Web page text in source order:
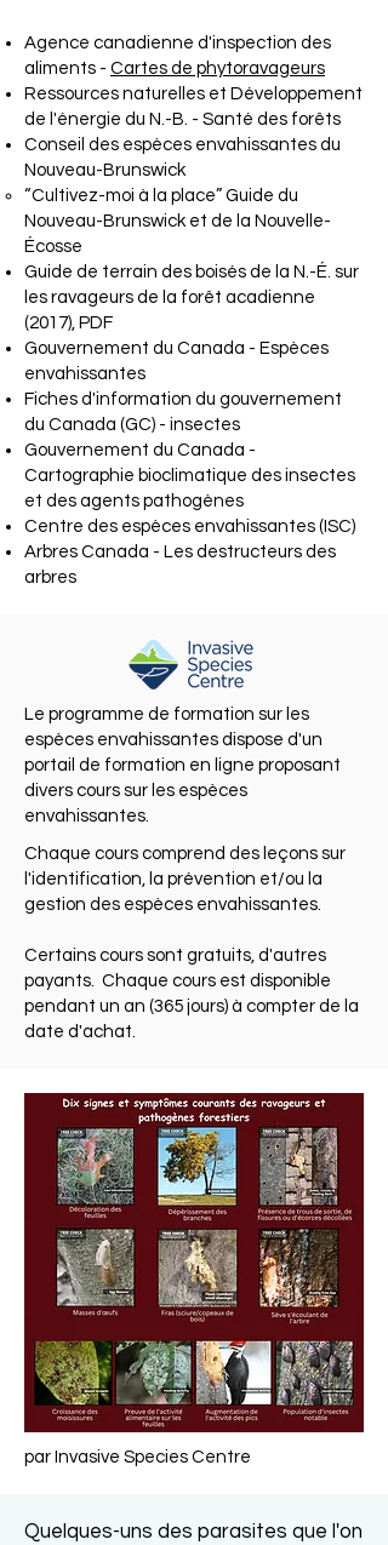
Agence canadienne d'inspection des
aliments - Cartes de phytoravageurs
Ressources naturelles et Développement
de l'énergie du N.-B. - Santé des forêts
Conseil des espèces envahissantes du
Nouveau-Brunswick
“Cultivez-moi à la place” Guide du
Nouveau-Brunswick et de la Nouvelle-
Écosse
Guide de terrain des boisés de la N.-É. sur
les ravageurs de la forêt acadienne
(2017), PDF
Gouvernement du Canada - Espèces
envahissantes
Fiches d'information du gouvernement
du Canada (GC) - insectes
Gouvernement du Canada -
Cartographie bioclimatique des insectes
et des agents pathogènes
Centre des espèces envahissantes (ISC)
Arbres Canada - Les destructeurs des
arbres
Le programme de formation sur les
espèces envahissantes dispose d'un
portail de formation en ligne proposant
divers cours sur les espèces
envahissantes.
Chaque cours comprend des leçons sur
l'identification, la prévention et/ou la
gestion des espèces envahissantes.
Certains cours sont gratuits, d'autres
payants. Chaque cours est disponible
pendant un an (365 jours) à compter de la
date d'achat.
par Invasive Species Centre
Quelques-uns des parasites que l'on